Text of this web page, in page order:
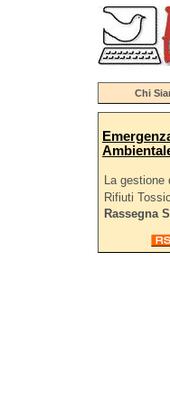
Chi
La gestione
Rifiuti
Rassegna